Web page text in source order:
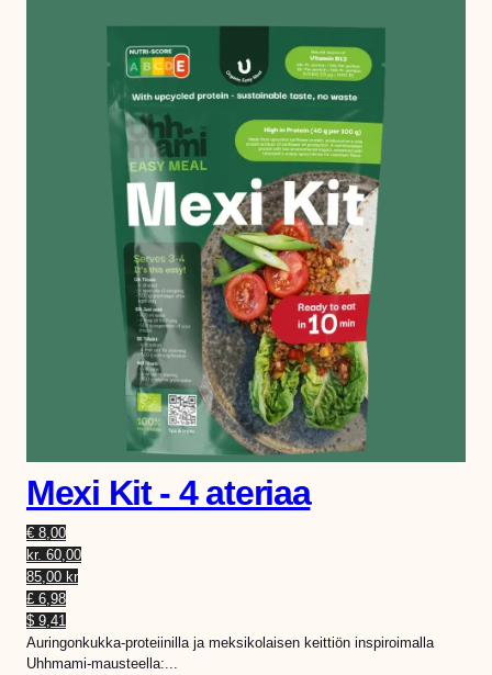
Mexi Kit - 4 ateriaa
€ 8,00
kr. 60,00
85,00 kr
£ 6,98
$ 9,41
Auringonkukka-proteiinilla ja meksikolaisen keittiön inspiroimalla
Uhhmami-mausteella:...